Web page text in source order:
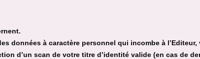
données à caractère personnel qui incombe à
d’un scan de votre titre d’identité valide (en cas de